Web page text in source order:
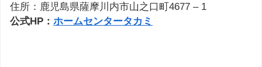
住所：鹿児島県薩摩川内市山之口町4677 – 1
公式HP： ホームセンタータカミ